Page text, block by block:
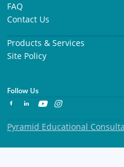
In qualità di genitore
esigenze speciali, ho
organizzato il
partecipare ad altri.
FAQ
Contact Us
Products & Services
Site Policy
Follow Us
Pyramid Educational